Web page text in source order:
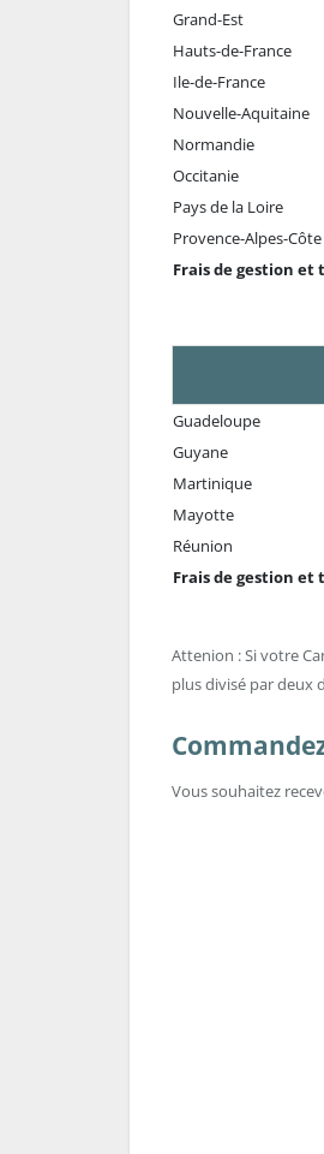
Grand-Est
Hauts-de-France
Ile-de-France
Nouvelle-Aquitaine
Normandie
Occitanie
Pays de la Loire
Provence-Alpes-
Frais de gestion
Guadeloupe
Guyane
Martinique
Mayotte
Réunion
Frais de gestion
Attenion : Si votre
plus divisé par deux
Vous souhaitez